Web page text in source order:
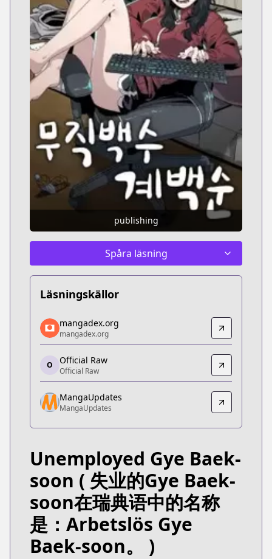
publishing
Spåra läsning
Läsningskällor
mangadex.org
mangadex.org
https://mangadex.org/title/8685b705-d626-44a0-
Official Raw
Official Raw
https://comic.naver.com/webtoon/
MangaUpdates
mangadex.org
mangadex.org
O Official Raw
Official Raw
MangaUpdates
MangaUpdates
Unemployed Gye Baek-
soon ( 失业的Gye Baek-
soon在瑞典语中的名称
是：Arbetslös Gye
Baek-soon。 )